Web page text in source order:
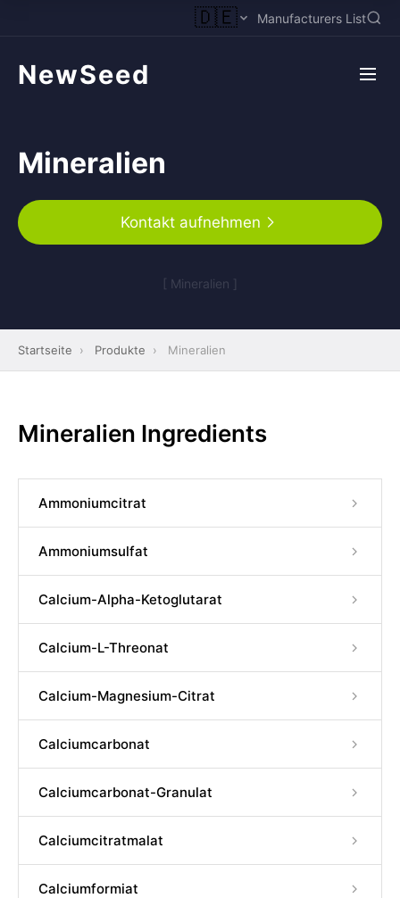
🇩🇪 Manufacturers List
NewSeed
Mineralien
Kontakt aufnehmen
[ Mineralien ]
Startseite › Produkte › Mineralien
Mineralien Ingredients
Ammoniumcitrat
Ammoniumsulfat
Calcium-Alpha-Ketoglutarat
Calcium-L-Threonat
Calcium-Magnesium-Citrat
Calciumcarbonat
Calciumcarbonat-Granulat
Calciumcitratmalat
Calciumformiat